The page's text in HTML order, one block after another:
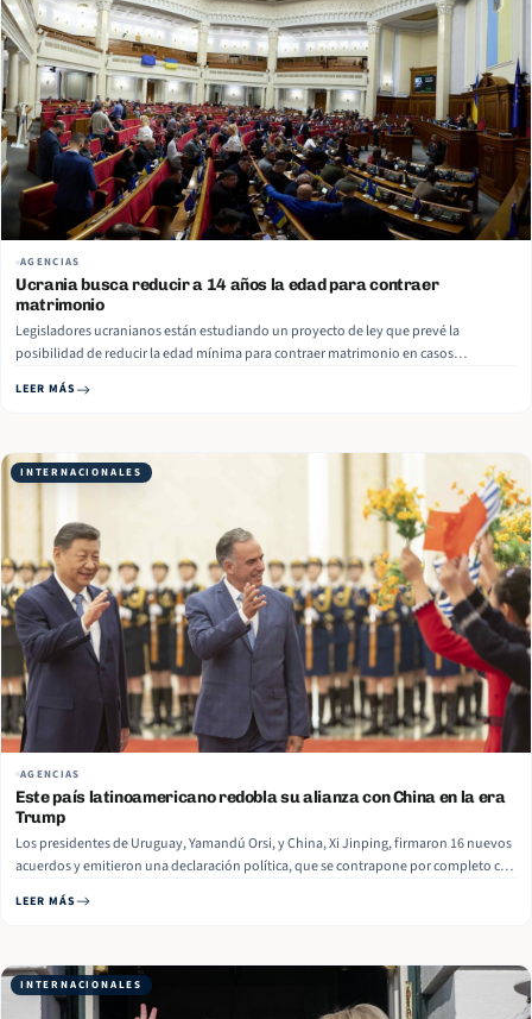
AGENCIAS
Ucrania busca reducir a 14 años la edad para contraer
matrimonio
Legisladores ucranianos están estudiando un proyecto de ley que prevé la
posibilidad de reducir la edad mínima para contraer matrimonio en casos
texto está disponible en el sitio web de la Rada Suprema (Parlamento ucraniano).
LEER MÁS
INTERNACIONALES
AGENCIAS
Este país latinoamericano redobla su alianza con China en la era
Trump
Los presidentes de Uruguay, Yamandú Orsi, y China, Xi Jinping, firmaron 16 nuevos
acuerdos y emitieron una declaración política, que se contrapone por completo con
fuera recibido el martes por Xi en Pekín,… Read More
LEER MÁS
INTERNACIONALES